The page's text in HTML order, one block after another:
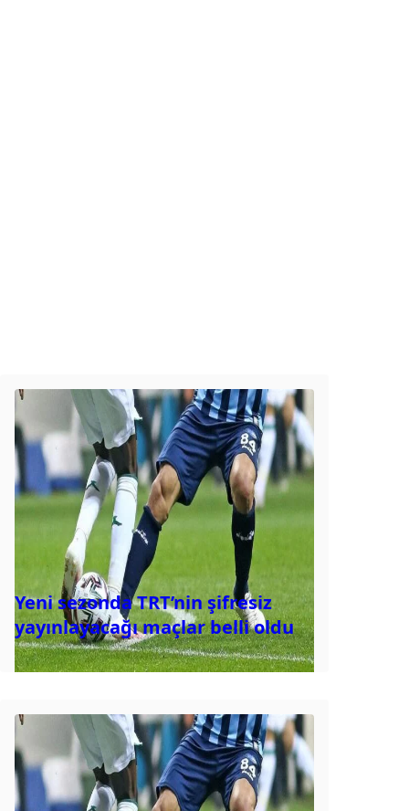
Yeni sezonda TRT’nin şifresiz
yayınlayacağı maçlar belli oldu